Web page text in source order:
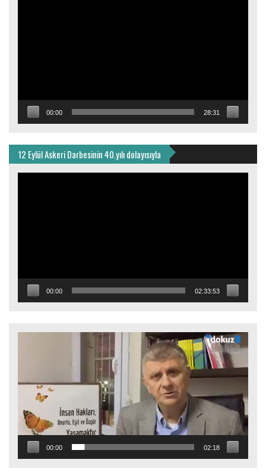
00:00 28:31
12 Eylül Askeri Darbesinin 40.yılı dolayısıyla
00:00 02:33:53
00:00 02:18